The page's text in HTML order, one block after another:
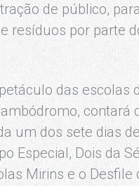
de público,
resíduos por parte
das escolas
contará
um dos sete dias
Especial, Dois da
Mirins e o Desfile